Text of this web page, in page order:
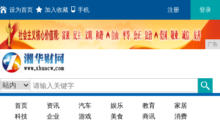
设为首页 加入收藏 手机 注册 登录
广告
首页 资讯 汽车 娱乐 教育
家居
科技
企业 游戏 美食 商讯
消费